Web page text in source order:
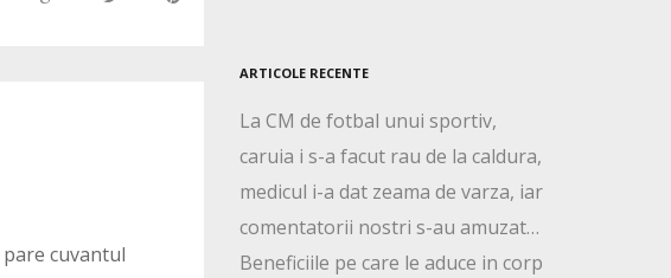
cuvantul
ARTICOLE RECENTE
La CM de fotbal unui sportiv,
caruia i s-a facut rau de la caldura,
medicul i-a dat zeama de varza, iar
comentatorii nostri s-au amuzat…
Beneficiile pe care le aduce in corp